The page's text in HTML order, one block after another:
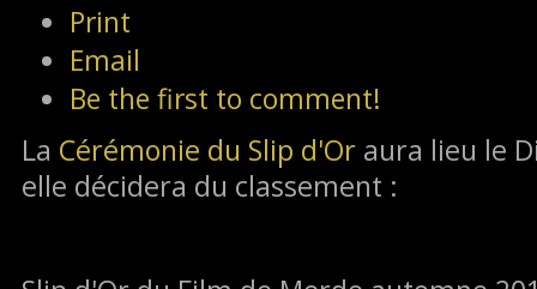
Print
Email
Be the first to comment!
La Cérémonie du Slip d'Or aura lieu le
elle décidera du classement :